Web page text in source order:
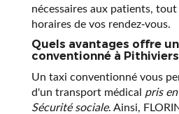
nécessaires aux patients,
horaires de vos rendez-vous.
Quels avantages offre
conventionné à Pithiviers
Un taxi conventionné vous
d'un transport médical pris
Sécurité sociale. Ainsi,